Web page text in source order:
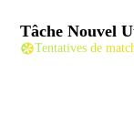
Tâche Nouvel
Tentatives de